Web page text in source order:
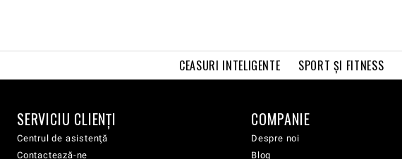
CEASURI INTELIGENTE SPORT ŞI FITNESS
SERVICIU CLIENŢI
Centrul de asistenţă
Contactează-ne
COMPANIE
Despre noi
Blog